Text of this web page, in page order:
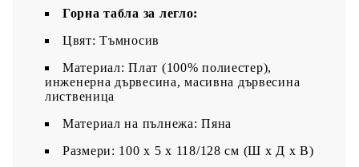
Горна табла за легло:
Цвят: Тъмносив
Материал: Плат (100% полиестер),
инженерна дървесина, масивна дървесина
лиственица
Материал на пълнежа: Пяна
Pазмери: 100 x 5 x 118/128 см (Ш x Д x В)